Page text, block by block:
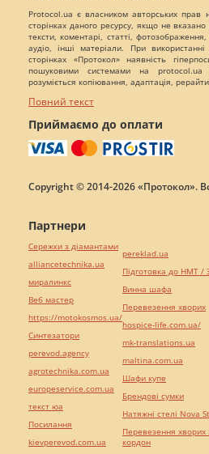
Protocol.ua є власником авторських
сторінках даного ресурсу, якщо не
тексти, коментарі, статті,
аудіо, інші матеріали. При
сторінках «Протокол» наявність
пошуковими системами на protocol.ua
розуміється копіювання, адаптація,
Повний текст
Приймаємо до оплати
Copyright © 2014-2026 «Протокол».
Партнери
Сережки з діамантами
alliancetechnika.ua
миралинкс
Веб мастер
https://motokosmos.ua/
Синтезатори
perevod.agency
agrotechnika.com.ua
europeservice.com.ua
текст юа
Посилання
kievperevod.com.ua
pereklad.ua
Підготовка до НМТ /
Винна шафа
Перевезення хворих
hospice-life.com.ua/
mk-translations.ua
maltina.com.ua
Шафи купе
Брендові сумки
Натяжні стелі Nova
Перевезення хворих
кордон